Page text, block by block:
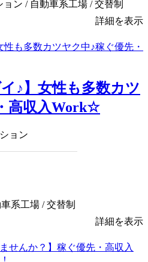
ン / 自動車系工場 / 交替制
詳細を表示
♪】女性も多数カツ
高収入Work☆
ョン
系工場 / 交替制
詳細を表示